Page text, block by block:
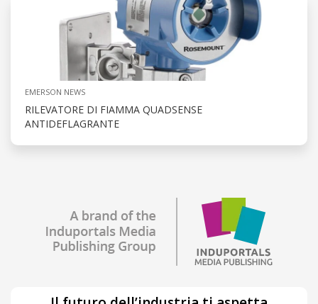
EMERSON NEWS
RILEVATORE DI FIAMMA QUADSENSE
ANTIDEFLAGRANTE